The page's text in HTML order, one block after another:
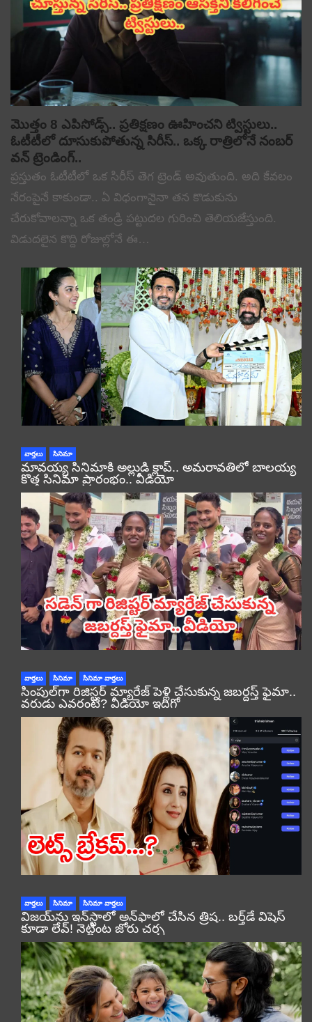
మొత్తం 8 ఎపిసోడ్స్.. ప్రతిక్షణం ఊహించని ట్విస్టులు..
ఓటీటీలో దూసుకుపోతున్న సిరీస్.. ఒక్క రాత్రిలోనే నంబర్
వన్ ట్రెండింగ్..
ప్రస్తుతం ఓటీటీలో ఒక సిరీస్ తెగ ట్రెండ్ అవుతుంది. అది కేవలం
నేరంపైనే కాకుండా.. ఏ విధంగానైనా తన కొడుకును
చేరుకోవాలన్నా ఒక తండ్రి పట్టుదల గురించి తెలియజేస్తుంది.
విడుదలైన కొద్ది రోజుల్లోనే ఈ…
వార్తలు సినిమా
మావయ్య సినిమాకి అల్లుడి క్లాప్.. అమరావతిలో బాలయ్య
కొత్త సినిమా ప్రారంభం.. వీడియో
వార్తలు సినిమా సినిమా వార్తలు
సింపుల్‌గా రిజిస్టర్‌ మ్యారేజ్ పెళ్లి చేసుకున్న జబర్దస్త్ ఫైమా..
వరుడు ఎవరంటే? వీడియో ఇదిగో
వార్తలు సినిమా సినిమా వార్తలు
విజయ్‌ను ఇన్‌స్టాలో అన్‌ఫాలో చేసిన త్రిష.. బర్త్‌డే విషెస్
కూడా లేవ్! నెట్టింట జోరు చర్చ